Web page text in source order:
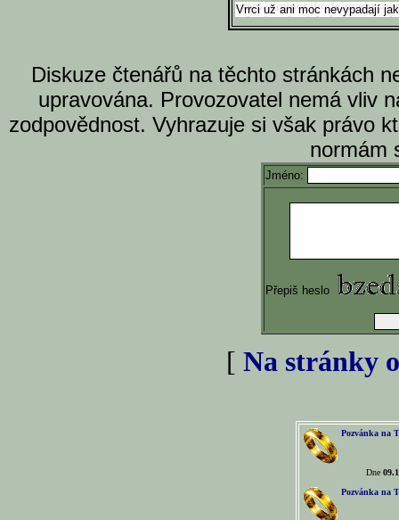
Vrrci už ani moc nevypadají
Diskuze čtenářů na těchto stránkách
upravována. Provozovatel nemá vliv
zodpovědnost. Vyhrazuje si však právo
normám
Jméno:
Přepiš heslo
[ Na stránky
Pozvánka na
Dne
Pozvánka na